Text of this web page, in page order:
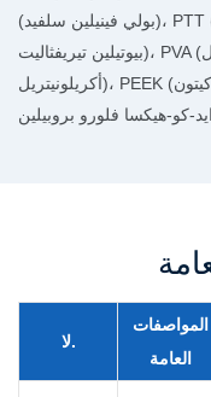
(بولي فينيلين سلفيد)، PTT (بولي تريميثيلين تيريفثاليت)، PBT (بولي
بيوتيلين تيريفثاليت)، PVA (بولي فينيل الكحول)، PAN (بولي
أكريلونيتريل)، PEEK (بولي إيثر إيثر كيتون)، PVDF-HFP (بولي فينيليدين
لا.
المواصفات
العامة